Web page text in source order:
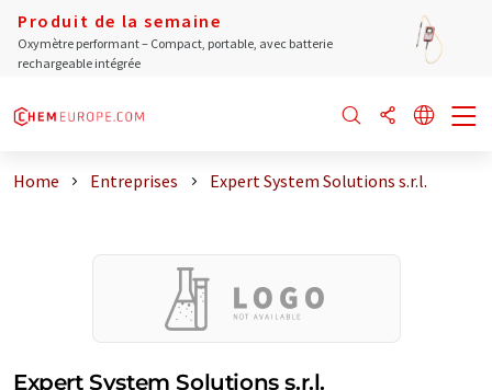
Produit de la semaine
Oxymètre performant – Compact, portable, avec batterie
rechargeable intégrée
Home Entreprises Expert System Solutions s.r.l.
Expert System Solutions s.r.l.